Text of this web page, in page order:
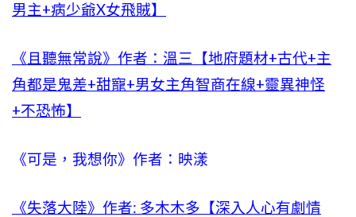
男主+病少爺X女飛賊】
《且聽無常說》作者：溫三【地府題材+古代+主
角都是鬼差+甜寵+男女主角智商在線+靈異神怪
+不恐怖】
《可是，我想你》作者：映漾
《失落大陸》作者: 多木木多【深入人心有劇情